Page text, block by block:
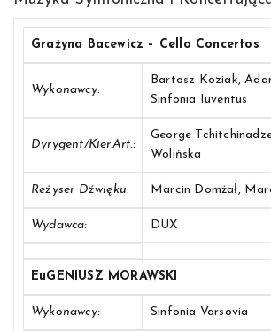
Grażyna Bacewicz – Cello Concertos
Wykonawcy:
Bartosz Koziak,
Sinfonia Iuventus
Dyrygent/Kier.art.:
George
Wolińska
Reżyser Dźwięku: Marcin Domżał,
Wydawca: DUX
EuGENIUSZ MORAWSKI
Wykonawcy: Sinfonia Varsovia